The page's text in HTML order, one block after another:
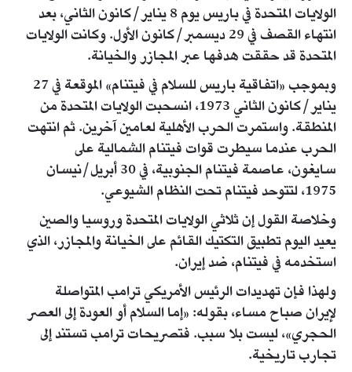
الولايات المتحدة في باريس يوم 8 يناير/كانون الثاني، بعد
انتهاء القصف في 29 ديسمبر/كانون الأول. وكانت الولايات
المتحدة قد حققت هدفها عبر المجازر والخيانة.
وبموجب «اتفاقية باريس للسلام في فيتنام» الموقعة في 27
يناير/كانون الثاني 1973، انسحبت الولايات المتحدة من
المنطقة. واستمرت الحرب الأهلية لعامين آخرين. ثم انتهت
الحرب عندما سيطرت قوات فيتنام الشمالية على
سايغون، عاصمة فيتنام الجنوبية، في 30 أبريل/نيسان
1975، لتتوحد فيتنام تحت النظام الشيوعي.
وخلاصة القول إن ثلاثي الولايات المتحدة وروسيا والصين
يعيد اليوم تطبيق التكتيك القائم على الخيانة والمجازر، الذي
استخدمه في فيتنام، ضد إيران.
ولهذا فإن تهديدات الرئيس الأمريكي ترامب المتواصلة
لإيران صباح مساء، بقوله: «إما السلام أو العودة إلى العصر
الحجري»، ليست بلا سبب. فتصريحات ترامب تستند إلى
تجارب تاريخية.